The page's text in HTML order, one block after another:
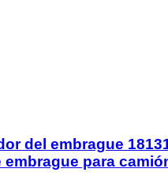
del embrague
embrague para